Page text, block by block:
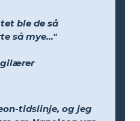
ble de så
så mye..."
tidslinje, og jeg